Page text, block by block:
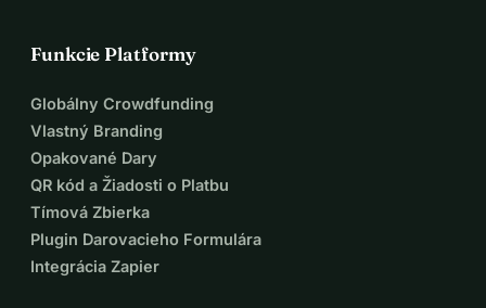
Funkcie Platformy
Globálny Crowdfunding
Vlastný Branding
Opakované Dary
QR kód a Žiadosti o Platbu
Tímová Zbierka
Plugin Darovacieho Formulára
Integrácia Zapier